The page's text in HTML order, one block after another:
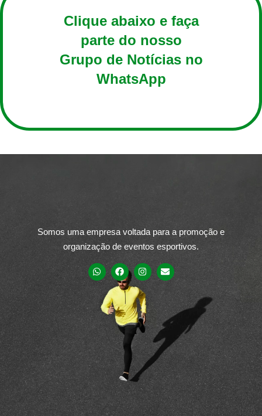
Clique abaixo e faça
parte do nosso
Grupo de Notícias no
WhatsApp
Somos uma empresa voltada para a promoção e
organização de eventos esportivos.